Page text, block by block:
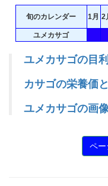
旬のカレンダー 1月 2
ユメカサゴ
ユメカサゴの目
カサゴの栄養
ユメカサゴの
ペ